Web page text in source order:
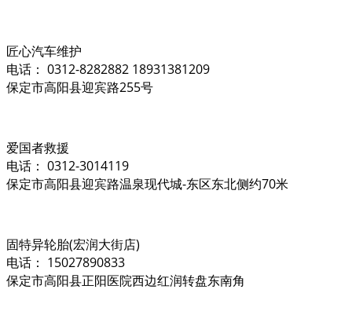
匠心汽车维护
电话： 0312-8282882 18931381209
保定市高阳县迎宾路255号
爱国者救援
电话： 0312-3014119
保定市高阳县迎宾路温泉现代城-东区东北侧约70米
固特异轮胎(宏润大街店)
电话： 15027890833
保定市高阳县正阳医院西边红润转盘东南角